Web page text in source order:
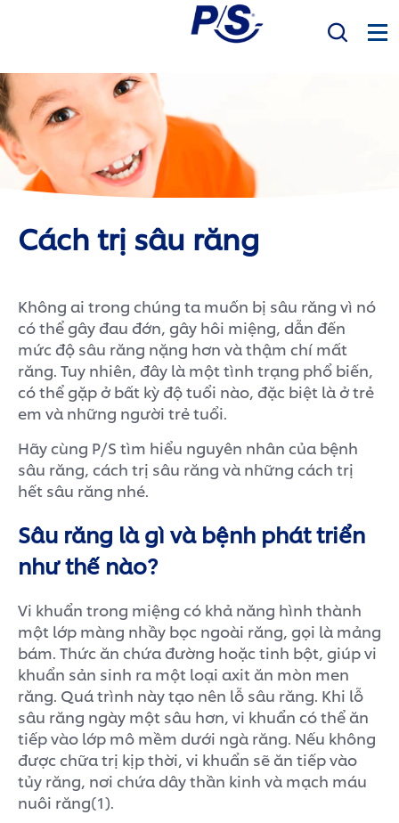
Mục Tiêu
Sản phẩm
Sức khỏe răng miệng
Bàn Chải Điện P/S
P/S Expert
Cách trị sâu răng
Không ai trong chúng ta muốn bị sâu răng vì nó
có thể gây đau đớn, gây hôi miệng, dẫn đến
mức độ sâu răng nặng hơn và thậm chí mất
răng. Tuy nhiên, đây là một tình trạng phổ biến,
có thể gặp ở bất kỳ độ tuổi nào, đặc biệt là ở trẻ
em và những người trẻ tuổi.
Hãy cùng P/S tìm hiểu nguyên nhân của bệnh
sâu răng, cách trị sâu răng và những cách trị
hết sâu răng nhé.
Sâu răng là gì và bệnh phát triển
như thế nào?
Vi khuẩn trong miệng có khả năng hình thành
một lớp màng nhầy bọc ngoài răng, gọi là mảng
bám. Thức ăn chứa đường hoặc tinh bột, giúp vi
khuẩn sản sinh ra một loại axit ăn mòn men
răng. Quá trình này tạo nên lỗ sâu răng. Khi lỗ
sâu răng ngày một sâu hơn, vi khuẩn có thể ăn
tiếp vào lớp mô mềm dưới ngà răng. Nếu không
được chữa trị kịp thời, vi khuẩn sẽ ăn tiếp vào
tủy răng, nơi chứa dây thần kinh và mạch máu
nuôi răng(1).